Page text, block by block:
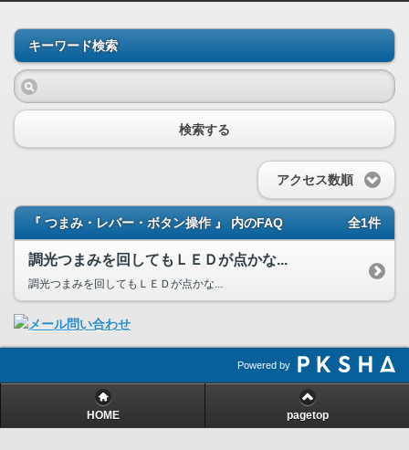
キーワード検索
検索する
アクセス数順
『 つまみ・レバー・ボタン操作 』 内のFAQ 全1件
調光つまみを回してもＬＥＤが点かな...
調光つまみを回してもＬＥＤが点かな...
Powered by
HOME pagetop